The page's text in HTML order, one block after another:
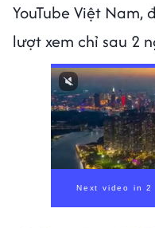
YouTube Việt
lượt xem chỉ sau 2